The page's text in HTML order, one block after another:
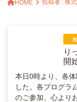
HOME 投稿者 : 株
り
開
本日0時より、各
した。各プログラ
のご参加、心より